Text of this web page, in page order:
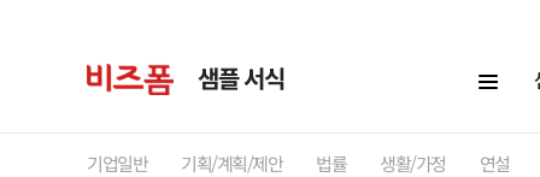
샘플 서식
기업일반 기획/계획/제안 법률 생활/가정 연설